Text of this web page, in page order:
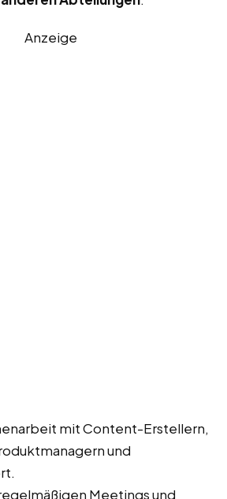
Anzeige
mit Content-Erstellern,
und
Meetings und